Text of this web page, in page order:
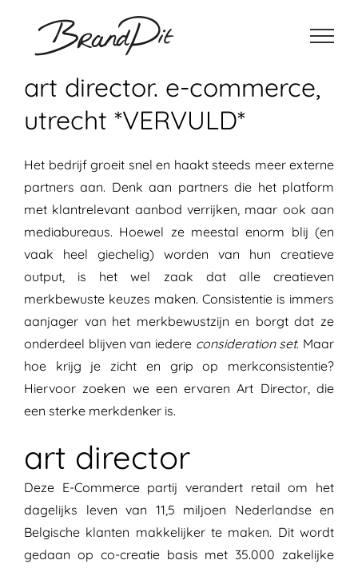
inhoud
art director. e-commerce,
utrecht *VERVULD*
Het bedrijf groeit snel en haakt steeds meer externe
partners aan. Denk aan partners die het platform
met klantrelevant aanbod verrijken, maar ook aan
mediabureaus. Hoewel ze meestal enorm blij (en
vaak heel giechelig) worden van hun creatieve
output, is het wel zaak dat alle creatieven
merkbewuste keuzes maken. Consistentie is immers
aanjager van het merkbewustzijn en borgt dat ze
onderdeel blijven van iedere consideration set. Maar
hoe krijg je zicht en grip op merkconsistentie?
Hiervoor zoeken we een ervaren Art Director, die
een sterke merkdenker is.
art director
Deze E-Commerce partij verandert retail om het
dagelijks leven van 11,5 miljoen Nederlandse en
Belgische klanten makkelijker te maken. Dit wordt
gedaan op co-creatie basis met 35.000 zakelijke